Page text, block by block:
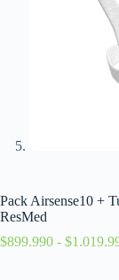
Pack Airsense10 +
ResMed
$899.990 - $